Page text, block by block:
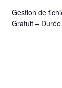
Gestion de
Gratuit – Durée